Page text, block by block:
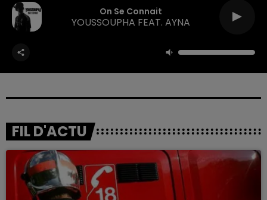
On Se Connait
YOUSSOUPHA FEAT. AYNA
FIL D'ACTU